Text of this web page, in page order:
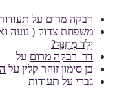
רבקה מרום על
משפחת צדוק ( נועה
יֶלֶד מְחֻנָּךְ?
דר' רבקה מרום על
בן סימון זוהר קלין על
גברי על תעודות